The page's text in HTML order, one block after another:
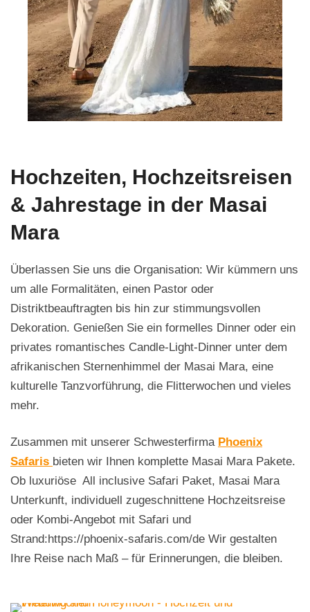
Hochzeiten, Hochzeitsreisen
& Jahrestage in der Masai
Mara
Überlassen Sie uns die Organisation: Wir kümmern uns
um alle Formalitäten, einen Pastor oder
Distriktbeauftragten bis hin zur stimmungsvollen
Dekoration. Genießen Sie ein formelles Dinner oder ein
privates romantisches Candle-Light-Dinner unter dem
afrikanischen Sternenhimmel der Masai Mara, eine
kulturelle Tanzvorführung, die Flitterwochen und vieles
mehr.
Zusammen mit unserer Schwesterfirma Phoenix
Safaris bieten wir Ihnen komplette Masai Mara Pakete.
Ob luxuriöse All inclusive Safari Paket, Masai Mara
Unterkunft, individuell zugeschnittene Hochzeitsreise
oder Kombi-Angebot mit Safari und
Strand:https://phoenix-safaris.com/de Wir gestalten
Ihre Reise nach Maß – für Erinnerungen, die bleiben.